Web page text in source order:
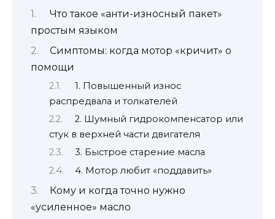
Что такое «анти-износный пакет»
простым языком
Симптомы: когда мотор «кричит» о
помощи
1. Повышенный износ
распредвала и толкателей
2. Шумный гидрокомпенсатор или
стук в верхней части двигателя
3. Быстрое старение масла
4. Мотор любит «поддавить»
Кому и когда точно нужно
«усиленное» масло